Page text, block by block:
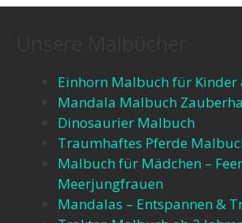
Einhorn Malbuch für Kinder
Mandala Malbuch
Dinosaurier Malbuch
Traumhaftes Pferde
Malbuch für Mädchen –
Meerjungfrauen​
Mandalas – Entspannen &